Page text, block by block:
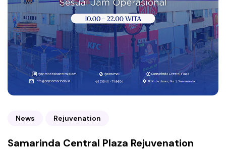
News Rejuvenation
Samarinda Central Plaza Rejuvenation